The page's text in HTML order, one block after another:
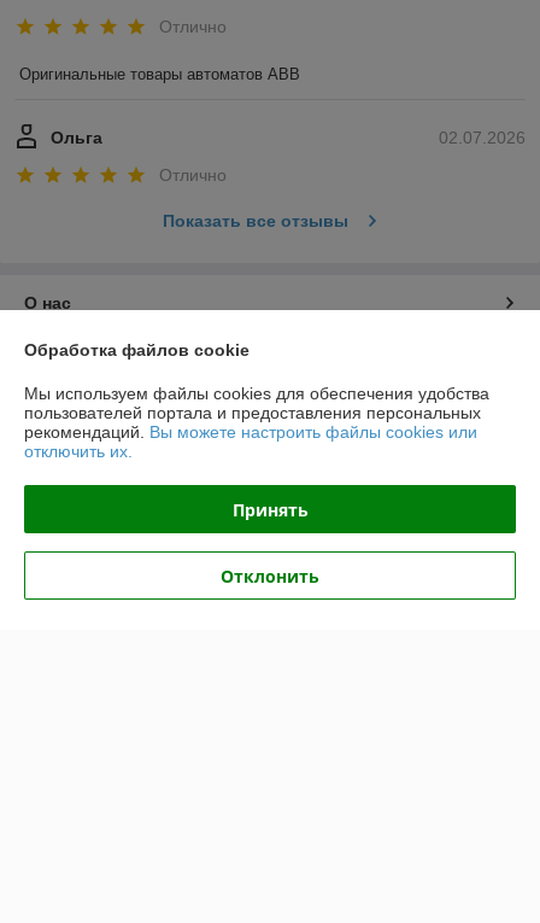
Отлично
Оригинальные товары автоматов ABB
02.07.2026
Ольга
Отлично
Показать все отзывы
О нас
Контакты
Доставка и оплата
Полная версия сайта
Политика обработки cookies
Обработка файлов cookie
Мы используем файлы cookies для обеспечения удобства
пользователей портала и предоставления персональных
рекомендаций. Вы можете настроить файлы cookies или
отключить их.
Принять
Отклонить